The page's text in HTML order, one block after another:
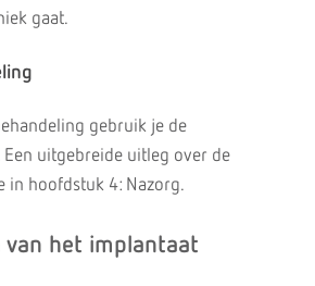
gaat.
gebruik je de
uitgebreide uitleg over de
in hoofdstuk 4: Nazorg.
van het implantaat